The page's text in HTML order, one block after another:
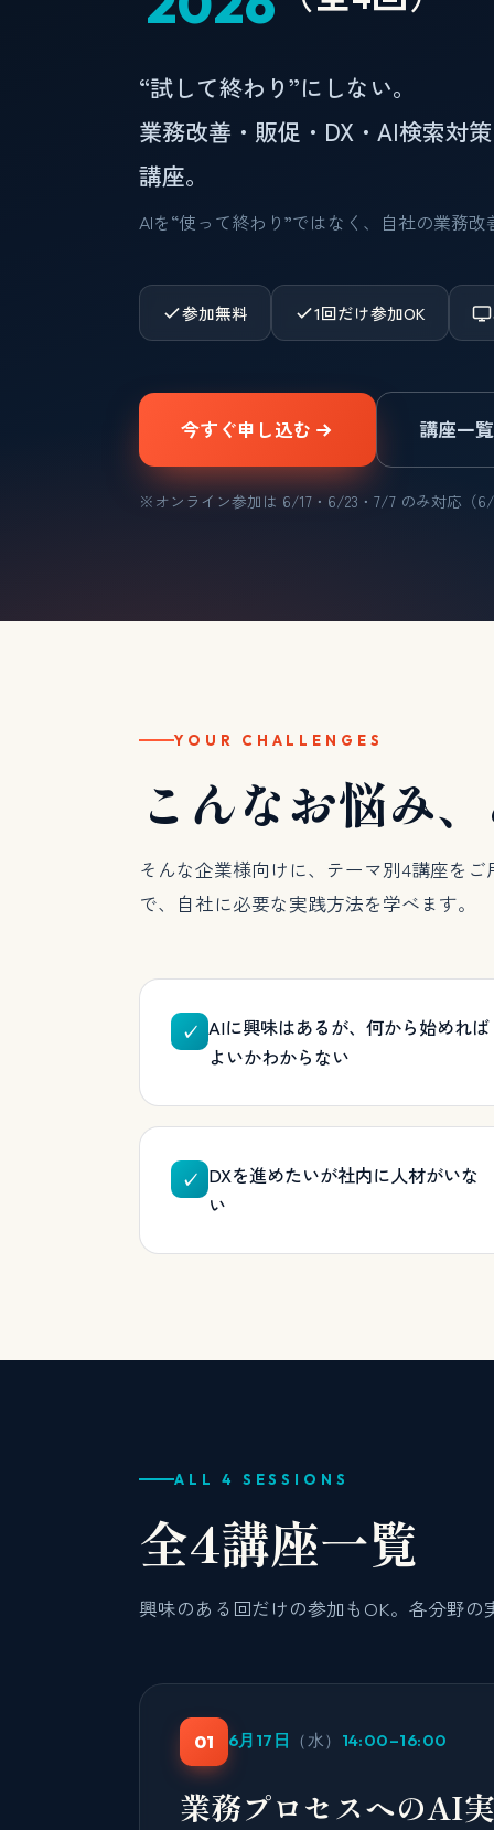
“試して終わり”にしない。
業務改善・販促・DX・AI検索対
講座。
AIを“使って終わり”ではなく、自社の業務
参加無料 1回だけ参加OK
今すぐ申し込む 講座一
※オンライン参加は 6/17・6/23・7/7 のみ対応（
YOUR CHALLENGES
こんなお悩み
そんな企業様向けに、テーマ別4講座を
で、自社に必要な実践方法を学べます。
✓ AIに興味はあるが、何から始めれば
よいかわからない
✓ DXを進めたいが社内に人材がいな
い
ALL 4 SESSIONS
全4講座一覧
興味のある回だけの参加もOK。各分野
01 6月17日 （水） 14:00–16:00
業務プロセスへのAI